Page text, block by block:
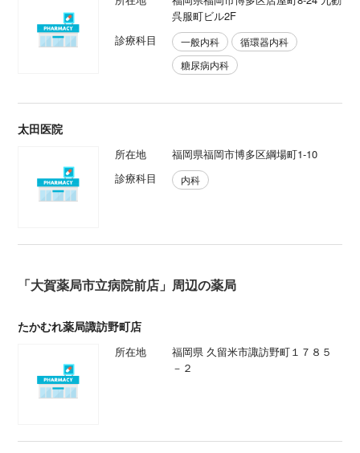
太田医院
福岡県福岡市博多区綱場町1-10
「大賀薬局市立病院前店」周辺の薬局
たかむれ薬局諏訪野町店
－２
平成薬局